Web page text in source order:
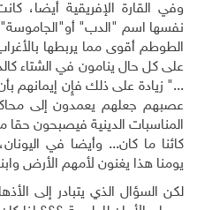
وفي القارة الإفريقية أيضا،
نفسها اسم "الدب" أو"الجاموسة"
الطوطم أقوى مما يربطها
على كل حال ينامون في الشتاء
..." زيادة على ذلك فإِن إيمانهم
عصبهم جعلهم يعمدون إلى
المناسبات الدينية فيصبحون
كائنا ما كان... وأيضا في
يومنا هذا يغنون لأمهم الأرض
لكن السؤال الذي يتبادر إلى